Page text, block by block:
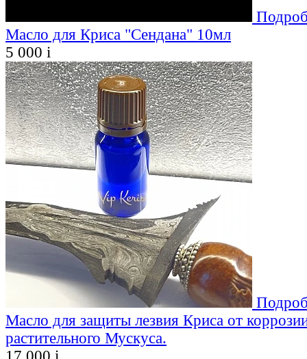
Масло для Криса "Сендана" 10мл
5 000 i
Масло для защиты лезвия Криса от
растительного Мускуса.